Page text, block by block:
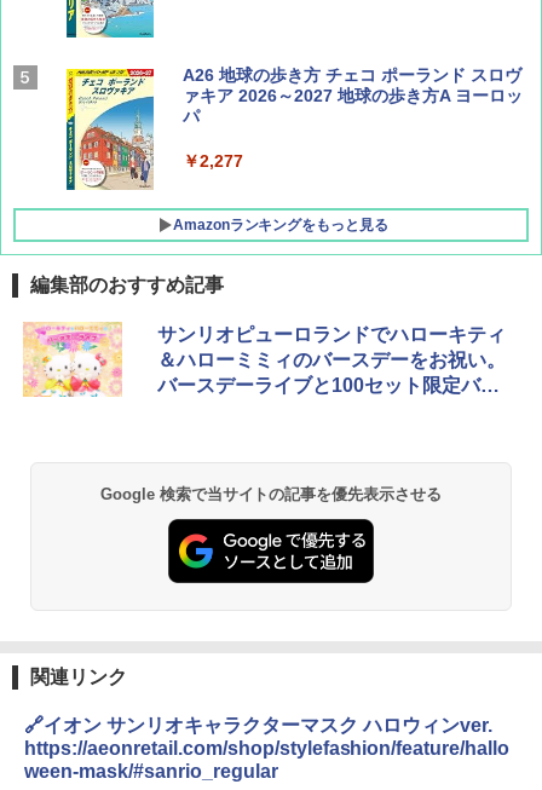
AIRLINE（エアライン）2026年9月号【特
集】ボーイング110周年を祝して！
A26 地球の歩き方 チェコ ポーランド スロヴ
ァキア 2026～2027 地球の歩き方A ヨーロッ
パ
￥2,277
Amazonランキングをもっと見る
[キャンパーズコレクション 山善] ポップアッ
プテント 傘みたいに広げて畳める パッとサ
ッとサンシェード キューブ フルクローズ メ
ッシュ 簡単設置 ワンタッチテント キャンプ
PYKES PEAK (パイクスピーク) 着替えテン
ト プライバシー テント 【中が透けない】 1
人用 折りたたみ 防災グッズ 災害用トイレ ビ
ーチ ピクニック ポップアップテント 携帯 簡
ENDLESS BASE 《めざましテレビで紹介》
テント ワンタッチ RENEW 幅200 2-3人用 43
500002(88859)
GRANDOOR ステンレス保冷剤 2個セット 2
026リニューアル 急速冷凍 空間倍増 衛生的
コンパクト 保冷力長持ち
-08EX カーキ ソロキャンプ ポリエステル フ
レーム ドーム型 テント
￥14,800
￥6,459
編集部のおすすめ記事
サンリオピューロランドでハローキティ
＆ハローミミィのバースデーをお祝い。
バースデーライブと100セット限定バー
Google 検索で当サイトの記事を優先表示させる
関連リンク
🔗イオン サンリオキャラクターマスク ハロウィンver.
https://aeonretail.com/shop/stylefashion/feature/hallo
ween-mask/#sanrio_regular